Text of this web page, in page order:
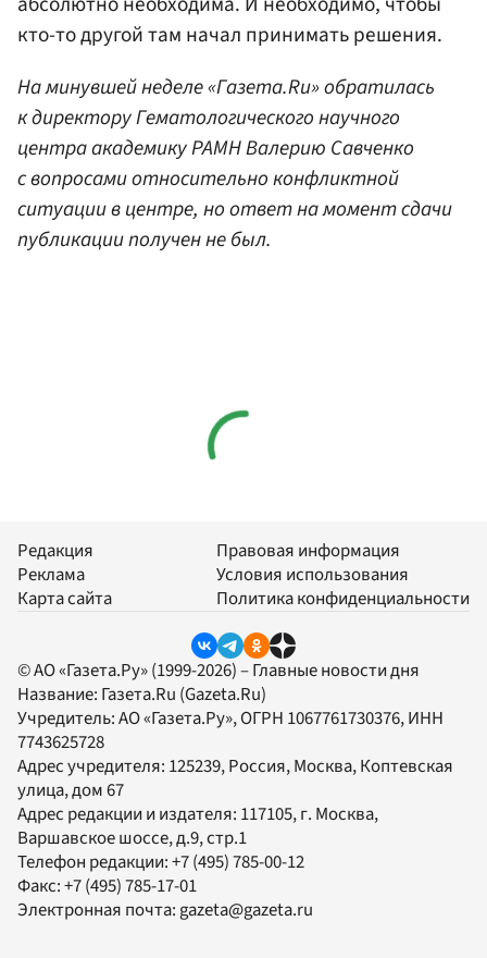
кто-то другой там начал принимать решения.
На минувшей неделе «Газета.Ru» обратилась
к директору Гематологического научного
центра академику РАМН Валерию Савченко
с вопросами относительно конфликтной
ситуации в центре, но ответ на момент сдачи
публикации получен не был.
Редакция
Реклама
Карта сайта
Правовая информация
Условия использования
Политика конфиденциальности
© АО «Газета.Ру» (1999-2026) – Главные новости дня
Название: Газета.Ru (Gazeta.Ru)
Учредитель:АО «Газета.Ру», ОГРН 1067761730376, ИНН
7743625728
Адрес учредителя: 125239, Россия, Москва, Коптевская
улица, дом 67
Адрес редакции и издателя: 117105, г. Москва,
Варшавское шоссе, д.9, стр.1
Телефон редакции:+7 (495) 785-00-12
Факс:+7 (495) 785-17-01
Электронная почта:gazeta@gazeta.ru